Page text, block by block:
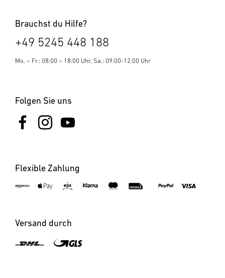
Brauchst du Hilfe?
+49 5245 448 188
Mo. – Fr.: 08:00 – 18:00 Uhr, Sa.: 09:00-12:00 Uhr
Folgen Sie uns
Flexible Zahlung
Versand durch